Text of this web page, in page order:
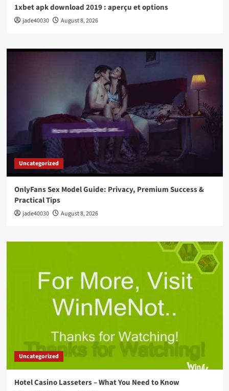
1xbet apk download 2019 : aperçu et options
jade40030 August 8, 2026
Uncategorized
OnlyFans Sex Model Guide: Privacy, Premium Success &
Practical Tips
jade40030 August 8, 2026
Uncategorized
Hotel Casino Lasseters – What You Need to Know